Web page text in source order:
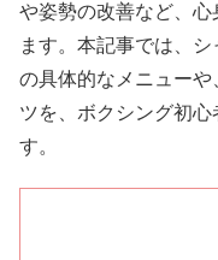
や姿勢の改善など、
ます。本記事では、
の具体的なメニュー
ツを、ボクシング初
す。